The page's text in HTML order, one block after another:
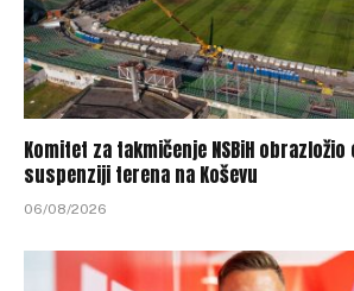
Komitet za takmičenje NSBiH
suspenziji terena na Koševu
06/08/2026